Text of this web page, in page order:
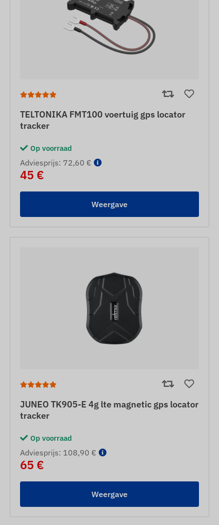
TELTONIKA FMT100 voertuig gps locator
tracker
Op voorraad
Adviesprijs: 72,60 €
45 €
Weergave
JUNEO TK905-E 4g lte magnetic gps locator
tracker
Op voorraad
Adviesprijs: 108,90 €
65 €
Weergave